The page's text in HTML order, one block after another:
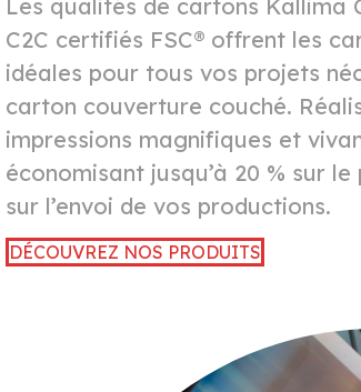
Les qualités de cartons Kallima
C2C certifiés FSC® offrent les
idéales pour tous vos projets
carton couverture couché.
impressions magnifiques et
économisant jusqu’à 20 % sur
sur l’envoi de vos productions.
DÉCOUVREZ NOS PRODUITS